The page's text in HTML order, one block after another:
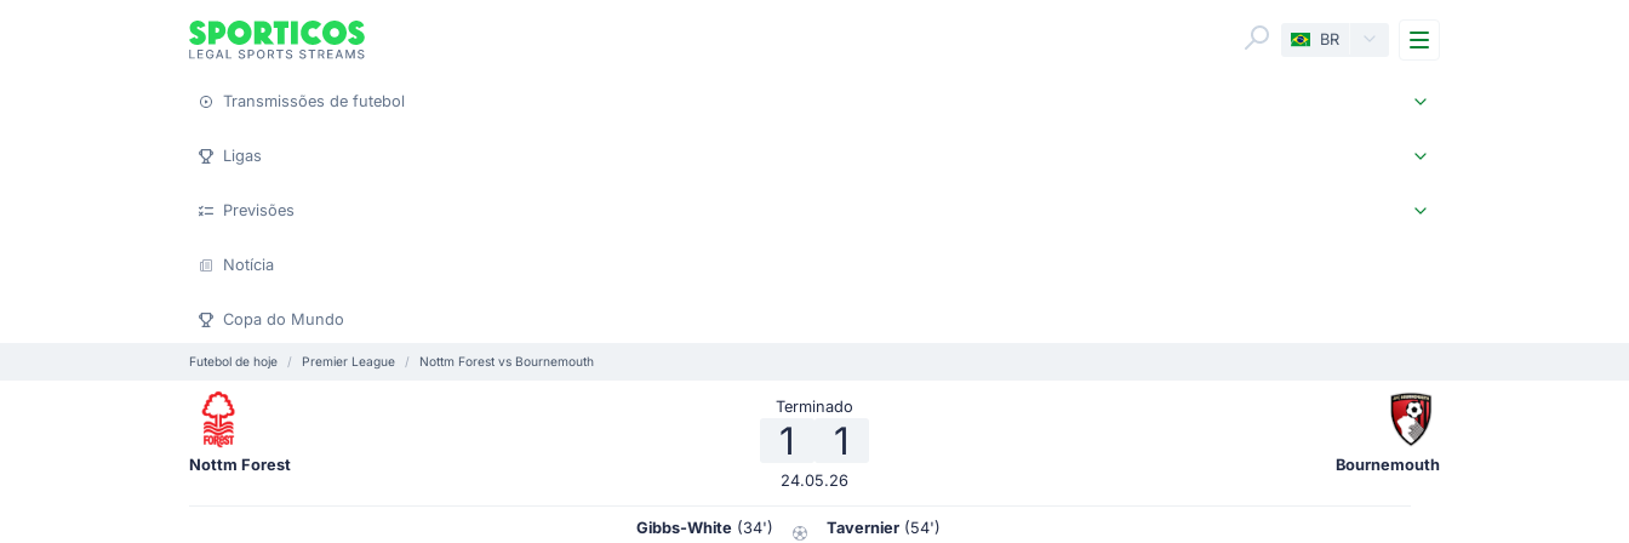
BR Menu
Transmissões de futebol
Ligas
Previsões
Notícia
Copa do Mundo
Futebol de hoje Premier League Nottm Forest vs Bournemouth
Nottm Forest
Terminado
1 1
24.05.26
Bournemouth
Gibbs-White (34') Tavernier (54')